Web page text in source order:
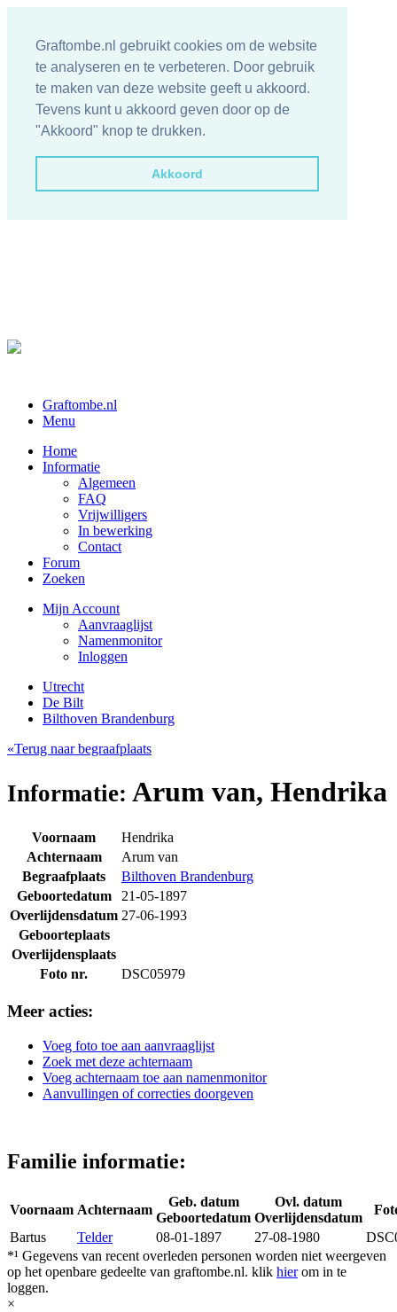
Graftombe.nl gebruikt cookies om de website
te analyseren en te verbeteren. Door gebruik
te maken van deze website geeft u akkoord.
Tevens kunt u akkoord geven door op de
"Akkoord" knop te drukken.
Akkoord
Graftombe.nl
Menu
Home
Informatie
Algemeen
FAQ
Vrijwilligers
In bewerking
Contact
Forum
Zoeken
Mijn Account
Aanvraaglijst
Namenmonitor
Inloggen
Utrecht
De Bilt
Bilthoven Brandenburg
«Terug naar begraafplaats
Informatie: Arum van, Hendrika
Voornaam
Hendrika
Achternaam
Arum van
Begraafplaats
Bilthoven Brandenburg
Geboortedatum
21-05-1897
Overlijdensdatum 27-06-1993
Geboorteplaats
Overlijdensplaats
Foto nr.
DSC05979
Meer acties:
Voeg foto toe aan aanvraaglijst
Zoek met deze achternaam
Voeg achternaam toe aan namenmonitor
Aanvullingen of correcties doorgeven
Familie informatie:
Voornaam Achternaam
Geb. datum
Geboortedatum
Ovl. datum
Overlijdensdatum
Bartus
Telder 08-01-1897 27-08-1980
*¹ Gegevens van recent overleden personen worden niet weergeven
op het openbare gedeelte van graftombe.nl. klik hierom in te
loggen.
×